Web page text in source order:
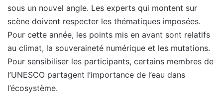
sous un nouvel angle. Les experts qui montent sur
scène doivent respecter les thématiques imposées.
Pour cette année, les points mis en avant sont relatifs
au climat, la souveraineté numérique et les mutations.
Pour sensibiliser les participants, certains membres de
l’UNESCO partagent l’importance de l’eau dans
l’écosystème.